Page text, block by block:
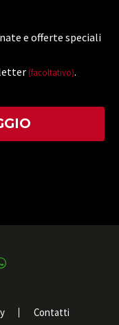
e offerte speciali
(facoltativo).
Contatti